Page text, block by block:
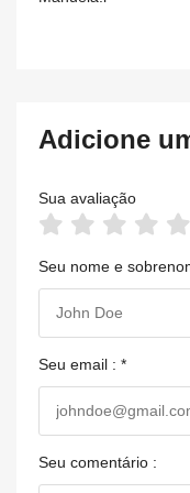
Adicione
Sua avaliação
Seu nome e
Seu email : *
Seu comentário :